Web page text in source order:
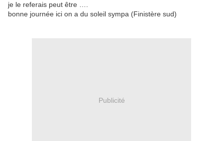
je le referais peut être ….
bonne journée ici on a du soleil sympa (Finistère sud)
Publicité